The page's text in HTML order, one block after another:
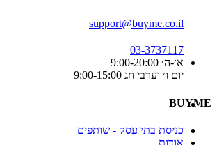
support@buyme.co.il
03-3737117
א׳-ה׳ 9:00-20:00
יום ו׳ וערבי חג 9:00-15:00
BUYME
כניסת בתי עסק - שותפים
אודות